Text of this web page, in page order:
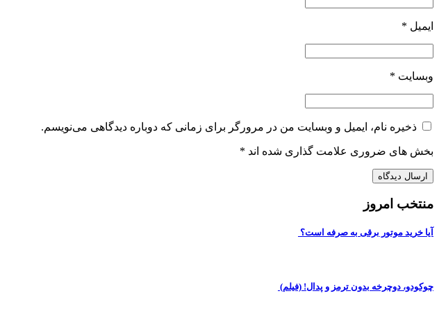
ایمیل *
وبسایت *
ذخیره نام، ایمیل و وبسایت من در مرورگر برای زمانی که دوباره دیدگاهی می‌نویسم.
بخش های ضروری علامت گذاری شده اند *
منتخب امروز
آیا خرید موتور برقی به صرفه است؟
چوکودو، دوچرخه بدون ترمز و پدال! (فیلم)